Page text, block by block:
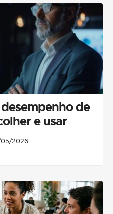
de
e usar
05/2026